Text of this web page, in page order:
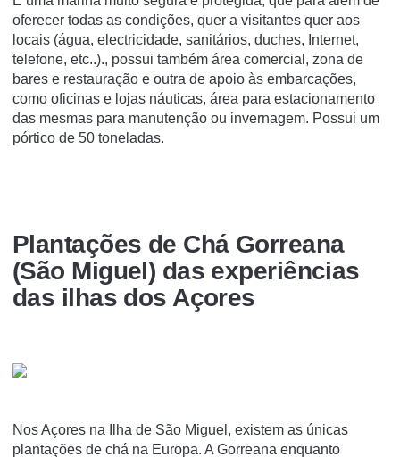
oferecer todas as condições, quer a visitantes quer aos
locais (água, electricidade, sanitários, duches, Internet,
telefone, etc..)., possui também área comercial, zona de
bares e restauração e outra de apoio às embarcações,
como oficinas e lojas náuticas, área para estacionamento
das mesmas para manutenção ou invernagem. Possui um
pórtico de 50 toneladas.
Plantações de Chá Gorreana
(São Miguel) das experiências
das ilhas dos Açores
Nos Açores na Ilha de São Miguel, existem as únicas
plantações de chá na Europa. A Gorreana enquanto